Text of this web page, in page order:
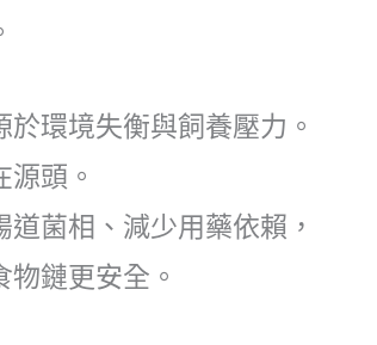
環境失衡與飼養壓力。
頭。
菌相、減少用藥依賴，
鏈更安全。